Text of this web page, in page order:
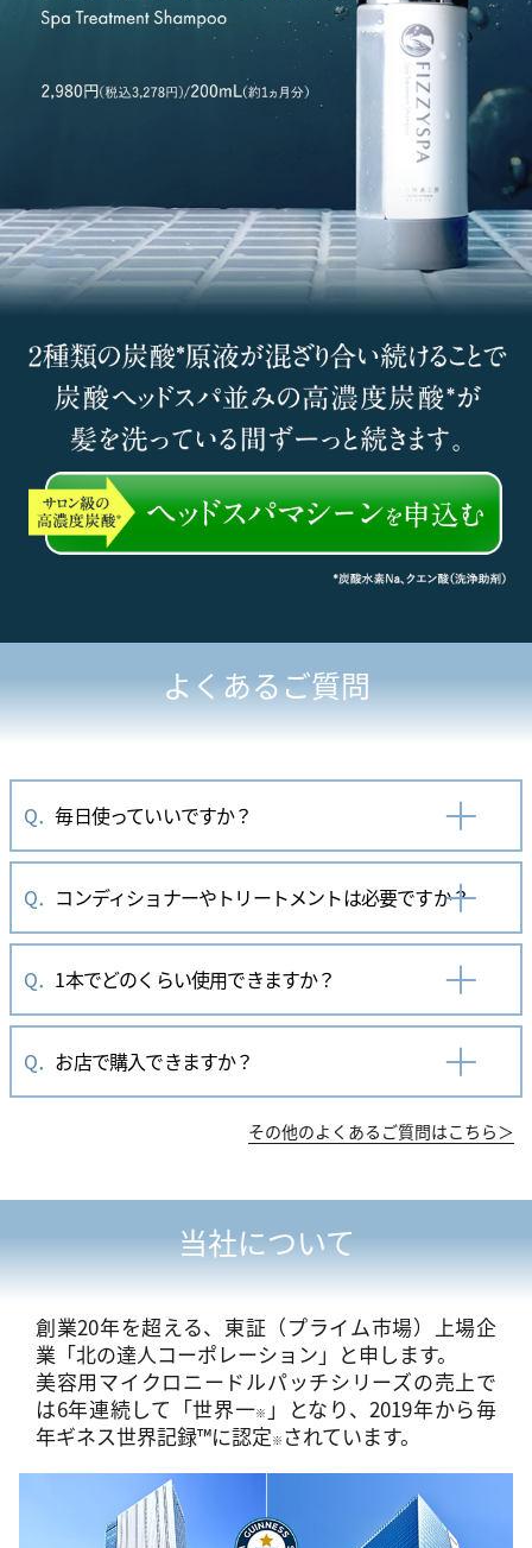
よくあるご質問
Q．毎日使っていいですか？
Q． コンディショナーやトリートメントは必要ですか？
Q． 1本でどのくらい使用できますか？
Q． お店で購入できますか？
その他のよくあるご質問はこちら＞
当社について
創業20年を超える、東証（プライム市場）上場企
業「北の達人コーポレーション」と申します。
美容用マイクロニードルパッチシリーズの売上で
は6年連続して「世界一※ 」となり、2019年から毎
年ギネス世界記録™に認定※ されています。